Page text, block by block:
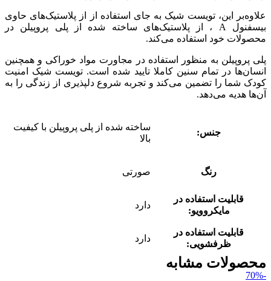
علاوه‌بر این، تویست شیک به جای استفاده از از پلاستیک‌های حاوی
بیسفنول A ، از پلاستیک‌های ساخته شده از پلی پروپیلن در
محصولات خود استفاده می‌کند.
پلی پروپیلن به منظور استفاده در مجاورت مواد خوراکی و همچنین
انسان‌ها در تمام سنین کاملا تایید شده است. تویست شیک امنیت
کودک شما را تضمین می‌کند و تجربه شروع دلپذیری از زندگی را به
آن‌ها هدیه می‌دهد.
جنس:
ساخته شده از پلی پروپیلن با کیفیت
بالا
رنگ صورتی
قابلیت استفاده در
مایکروویو:
دارد
قابلیت استفاده در
ظرفشویی:
دارد
محصولات مشابه
-70%